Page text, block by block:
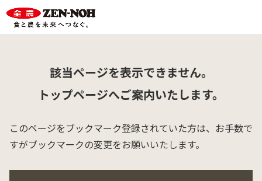
該当ページを表示できません。
トップページへご案内いたします。
このページをブックマーク登録されていた方は、 お手数で
すがブックマークの変更をお願いいたします。